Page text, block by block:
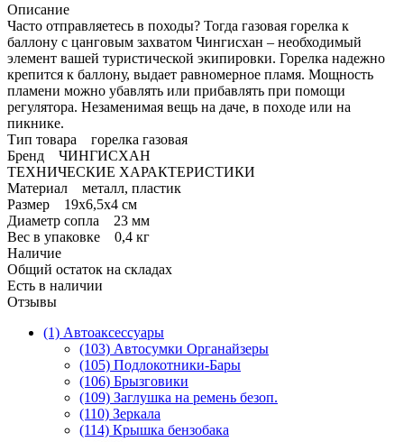
Описание
Часто отправляетесь в походы? Тогда газовая горелка к
баллону с цанговым захватом Чингисхан – необходимый
элемент вашей туристической экипировки. Горелка надежно
крепится к баллону, выдает равномерное пламя. Мощность
пламени можно убавлять или прибавлять при помощи
регулятора. Незаменимая вещь на даче, в походе или на
пикнике.
Тип товара горелка газовая
Бренд ЧИНГИСХАН
ТЕХНИЧЕСКИЕ ХАРАКТЕРИСТИКИ
Материал металл, пластик
Размер 19х6,5х4 см
Диаметр сопла 23 мм
Вес в упаковке 0,4 кг
Наличие
Общий остаток на складах
Есть в наличии
Отзывы
(1) Автоаксессуары
(103) Автосумки Органайзеры
(105) Подлокотники-Бары
(106) Брызговики
(109) Заглушка на ремень безоп.
(110) Зеркала
(114) Крышка бензобака